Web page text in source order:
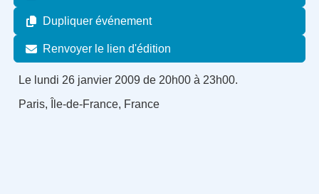
Dupliquer événement
Renvoyer le lien d'édition
Le lundi 26 janvier 2009 de 20h00 à 23h00.
Paris, Île-de-France, France